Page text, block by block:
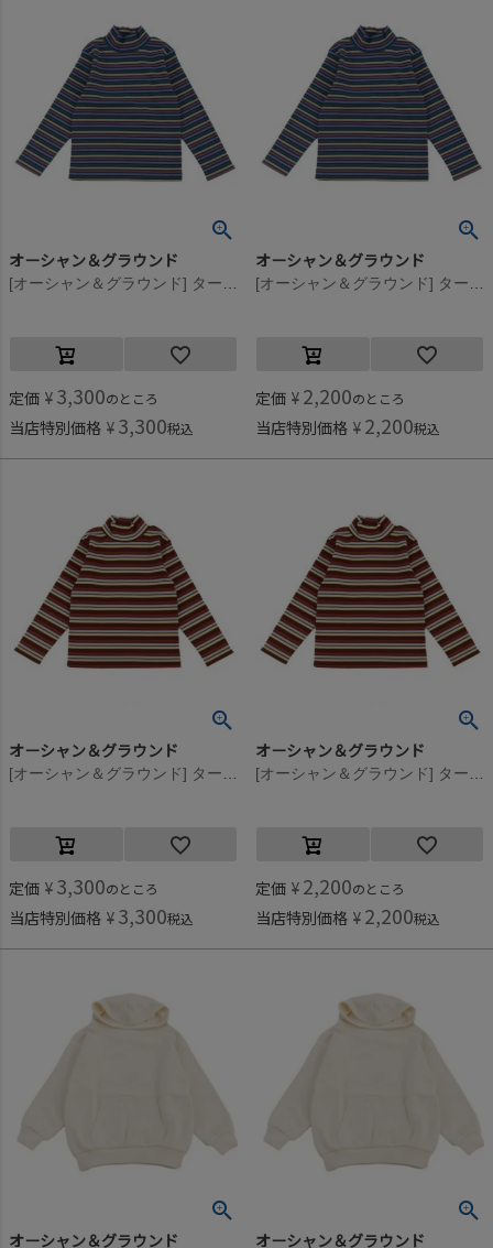
オーシャン＆グラウンド
[オーシャン＆グラウンド] タートルネックボーダーリブTシャツ グリーン(GR)
定価 ¥ 3,300のところ
当店特別価格 ¥ 3,300税込
オーシャン＆グラウンド
[オーシャン＆グラウンド] タートルネックボーダーリブTシャツ グリーン(GR)
定価 ¥ 2,200のところ
当店特別価格 ¥ 2,200税込
オーシャン＆グラウンド
[オーシャン＆グラウンド] タートルネックボーダーリブTシャツ ブラウン(BR)
定価 ¥ 3,300のところ
当店特別価格 ¥ 3,300税込
オーシャン＆グラウンド
[オーシャン＆グラウンド] タートルネックボーダーリブTシャツ ブラウン(BR)
定価 ¥ 2,200のところ
当店特別価格 ¥ 2,200税込
オーシャン＆グラウンド オーシャン＆グラウンド